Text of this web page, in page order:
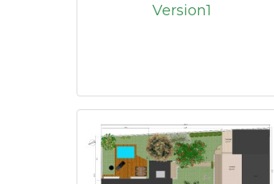
Version1